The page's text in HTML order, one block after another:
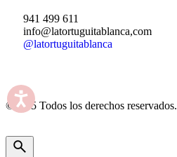
941 499 611
info@latortuguitablanca,com
@latortuguitablanca
©2025 Todos los derechos reservados.